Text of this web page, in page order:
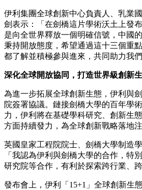
伊利集團全球創新中心負責人、乳業
劍表示：「在劍橋這片學術沃土上發
是向全世界釋放一個明確信號，中國
秉持開放態度，希望通過這十三個重
都了解並積極參與進來，共同助力我
深化全球開放協同，打造世界級創新
為進一步拓展全球創新生態，伊利與
院簽署協議。鏈接劍橋大學的百年學
力，伊利將在基礎學科研究、創新生
方面持續發力，為全球創新戰略落地注
英國皇家工程院院士、劍橋大學制造
「我認為伊利與劍橋大學的合作，特
研究院等合作，有利於探索跨行業、
發布會上，伊利「15+1」全球創新生